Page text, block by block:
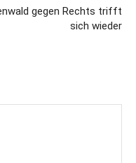
gegen Rechts trifft
sich wieder